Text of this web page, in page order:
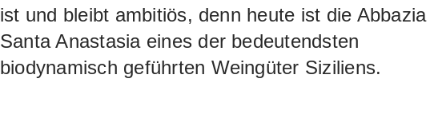
ist und bleibt ambitiös, denn heute ist die Abbazia
Santa Anastasia eines der bedeutendsten
biodynamisch geführten Weingüter Siziliens.